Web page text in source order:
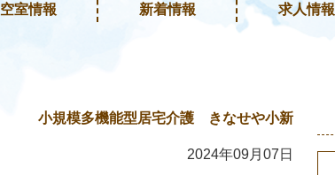
空室情報 新着情報 求人情報
小規模多機能型居宅介護 きなせや小新
2024年09月07日